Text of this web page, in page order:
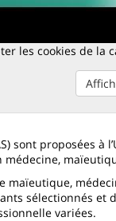
les cookies de la
sont proposées
maïeutique,
sélectionnés et
variées.